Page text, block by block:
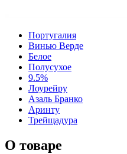
Португалия
Винью Верде
Белое
Полусухое
9.5%
Лоурейру
Азаль Бранко
Аринту
Трейщадура
О товаре